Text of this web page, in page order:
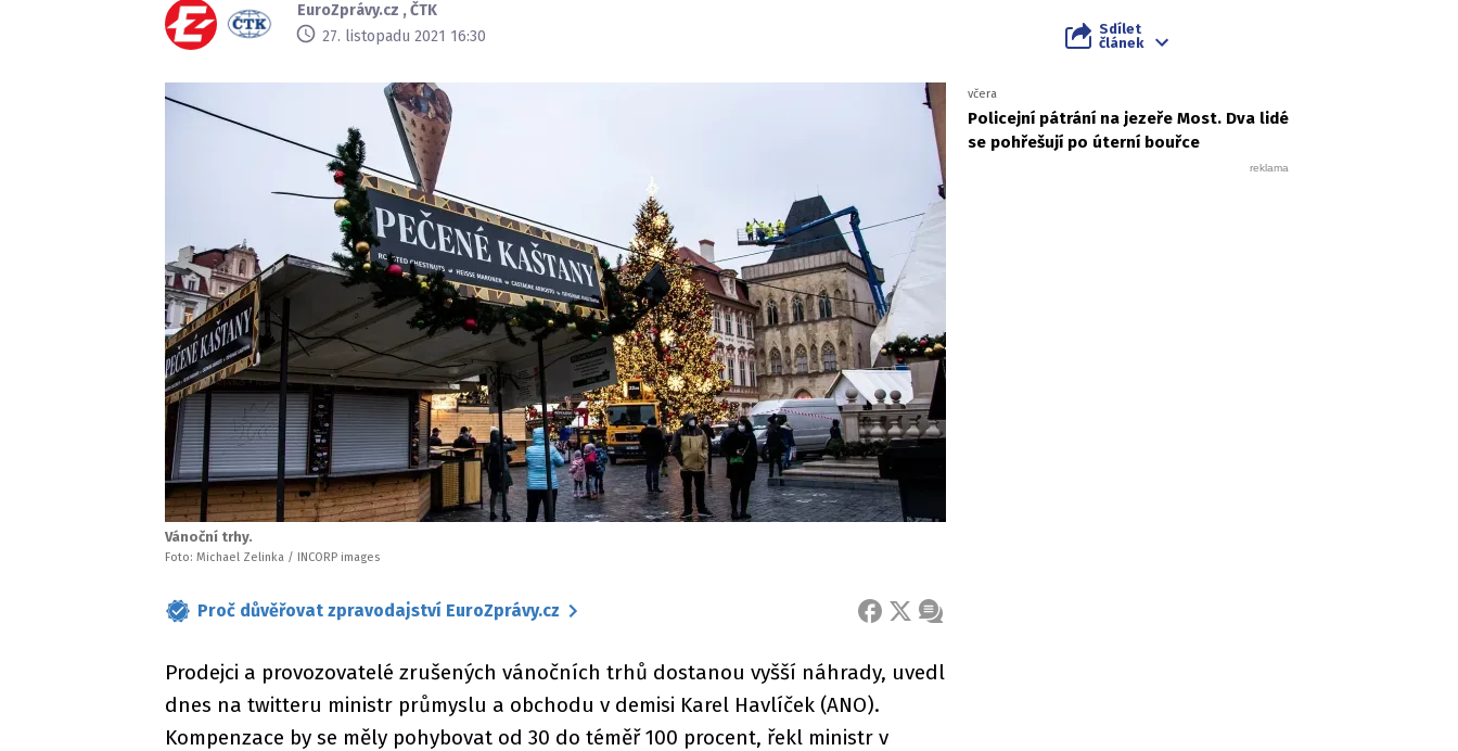
EuroZprávy.cz ,ČTK
27. listopadu 2021 16:30
Sdílet
článek
Vánoční trhy.
Foto: Michael Zelinka / INCORP images
Proč důvěřovat zpravodajství EuroZprávy.cz FACEBOOK
X ZPRÁVA
Prodejci a provozovatelé zrušených vánočních trhů dostanou vyšší náhrady, uvedl
dnes na twitteru ministr průmyslu a obchodu v demisi Karel Havlíček (ANO).
Kompenzace by se měly pohybovat od 30 do téměř 100 procent, řekl ministr v
včera
Policejní pátrání na jezeře Most. Dva lidé
se pohřešují po úterní bouřce